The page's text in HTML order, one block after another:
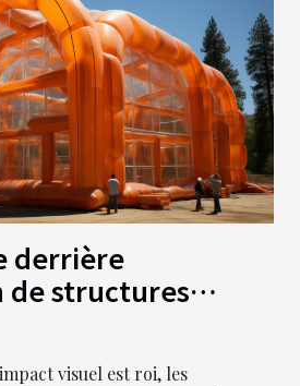
derrière
structures
pour les
visuel est roi, les